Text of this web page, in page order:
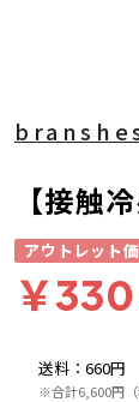
送料 ： 660円
※合計6,600円
【接触
アウトレット
￥330